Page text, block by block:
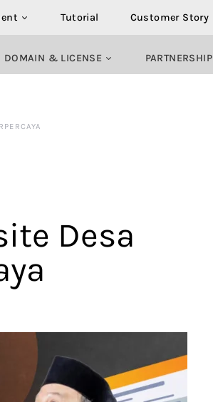
Tutorial Customer Story
DOMAIN & LICENSE PARTNERSHIP
Desa